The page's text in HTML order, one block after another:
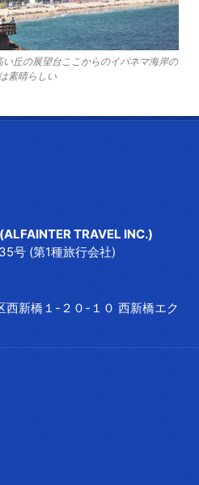
丘の展望台ここからのイパネマ海岸の
素晴らしい
TRAVEL INC.)
号 (第1種旅行会社)
新橋１-２０-１０ 西新橋エク